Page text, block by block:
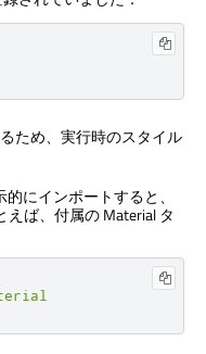
ため、実行時のスタイル
的にインポートすると、
えば、付属の Material タ